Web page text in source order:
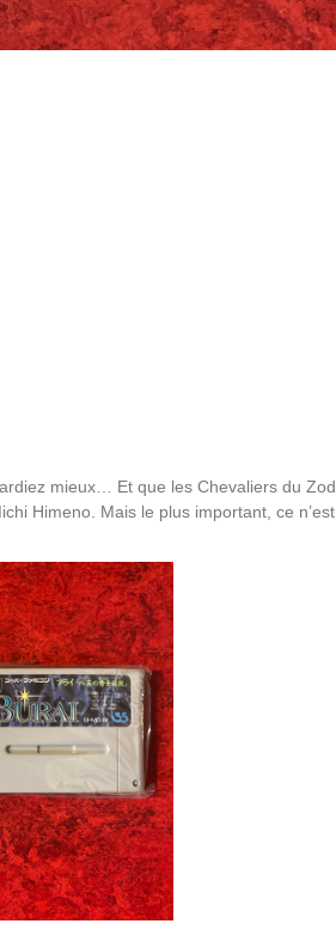
mieux… Et que les Chevaliers du
Himeno. Mais le plus important, ce